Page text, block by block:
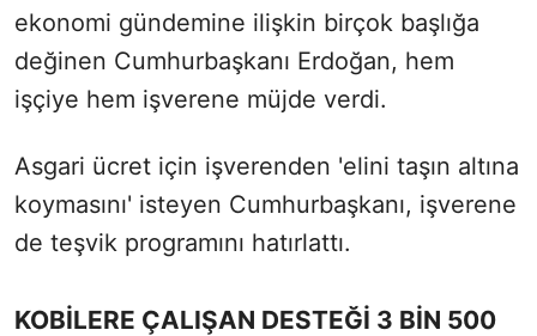
ekonomi gündemine ilişkin birçok başlığa
değinen Cumhurbaşkanı Erdoğan, hem
işçiye hem işverene müjde verdi.
Asgari ücret için işverenden 'elini taşın altına
koymasını' isteyen Cumhurbaşkanı, işverene
de teşvik programını hatırlattı.
KOBİLERE ÇALIŞAN DESTEĞİ 3 BİN 500